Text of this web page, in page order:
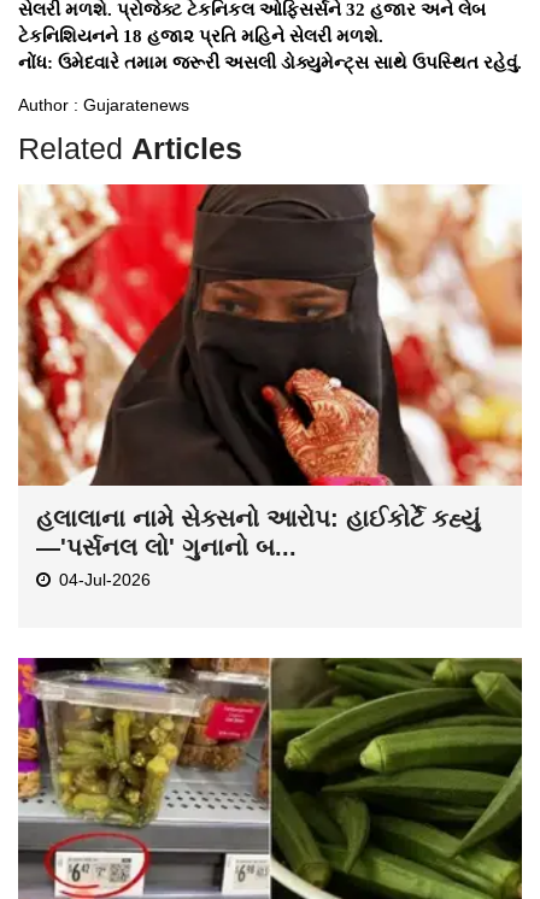
સેલરી મળશે. પ્રોજેક્ટ ટેકનિકલ ઓફિસર્સને 32 હજાર અને લેબ
ટેકનિશિયનને 18 હજા૨ પ્રતિ મહિને સેલરી મળશે.
નોંધ: ઉમેદવારે તમામ જરૂરી અસલી ડોક્યુમેન્ટ્સ સાથે ઉપસ્થિત રહેવું.
Author : Gujaratenews
Related Articles
હલાલાના નામે સેક્સનો આરોપ: હાઈકોર્ટે કહ્યું
—'પર્સનલ લો' ગુનાનો બ...
04-Jul-2026